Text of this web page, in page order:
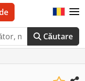
Căutare